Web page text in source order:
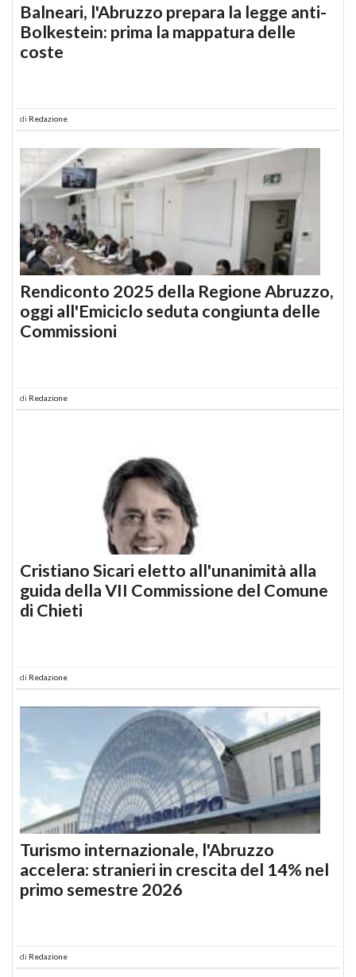
Balneari, l'Abruzzo prepara la legge anti-
Bolkestein: prima la mappatura delle
coste
di Redazione
Rendiconto 2025 della Regione Abruzzo,
oggi all'Emiciclo seduta congiunta delle
Commissioni
di Redazione
Cristiano Sicari eletto all'unanimità alla
guida della VII Commissione del Comune
di Chieti
di Redazione
Turismo internazionale, l'Abruzzo
accelera: stranieri in crescita del 14% nel
primo semestre 2026
di Redazione